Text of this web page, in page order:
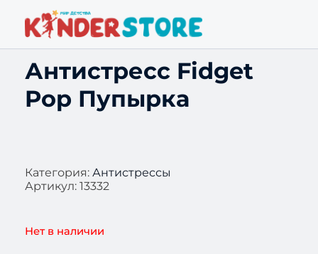
Антистресс Fidget
Pop Пупырка
Категория: Антистрессы
Артикул: 13332
Нет в наличии